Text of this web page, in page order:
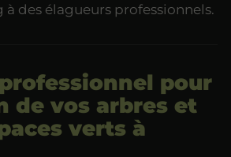
à des élagueurs professionnels.
pour
de vos arbres et
verts à